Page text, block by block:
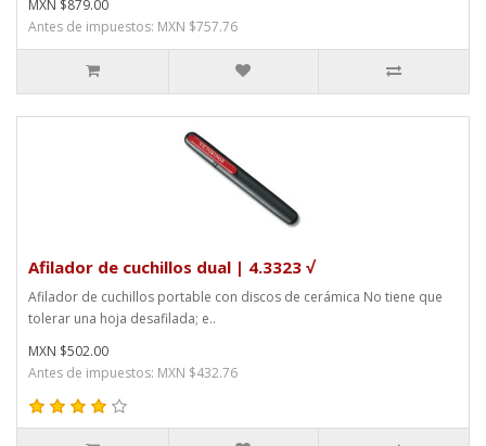
MXN $879.00
Antes de impuestos: MXN $757.76
Afilador de cuchillos dual | 4.3323 √
Afilador de cuchillos portable con discos de cerámica No tiene que
tolerar una hoja desafilada; e..
MXN $502.00
Antes de impuestos: MXN $432.76